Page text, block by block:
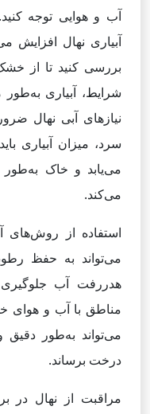
آب و هوایی توجه
آبیاری نهال افزایش
بررسی کنید تا از
شرایط، آبیاری
نیازهای آبی نهال
سرد، میزان آبیاری
می‌یابد و خاک
می‌کند.
استفاده از روش‌های
می‌تواند به حفظ
هدررفت آب جلوگیری
مناطق با آب و هوای
می‌تواند به‌طور دقیق
درخت برساند.
مراقبت از نهال در